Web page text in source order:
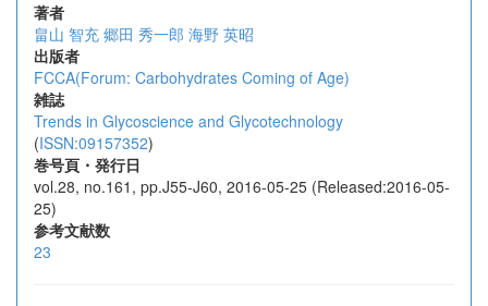
著者
畠山 智充 郷田 秀一郎 海野 英昭
出版者
FCCA(Forum: Carbohydrates Coming of Age)
雑誌
Trends in Glycoscience and Glycotechnology
(ISSN:09157352)
巻号頁・発行日
vol.28, no.161, pp.J55-J60, 2016-05-25 (Released:2016-05-
25)
参考文献数
23